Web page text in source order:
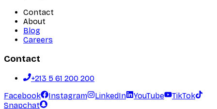
Contact
About
Blog
Careers
Contact
+213 5 61 200 200
Facebook
Instagram LinkedIn YouTube
TikTok
Snapchat